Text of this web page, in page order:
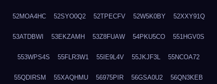
52MOA4HC 52SYO0Q2 52TPECFV 52W5K0BY 52XXY91Q
53ATDBWI 53EKZAMH 53Z8FUAW 54PKU5CO 551HGV0S
553WPS4S 55FLR3W1 55IE9L4V 55JKJF3L 55NCOA72
55QDIRSM 55XAQHMU 56975PIR 56GSA0U2 56QN3KEB